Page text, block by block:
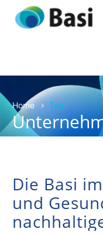
Home Tag
Die Basi
und